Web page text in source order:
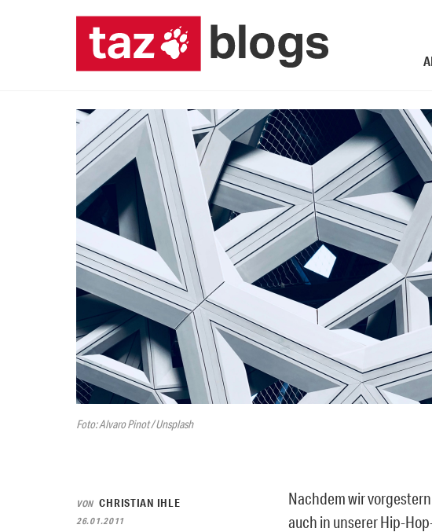
Foto: Alvaro Pinot / Unsplash
VON CHRISTIAN IHLE
26.01.2011
Nachdem wir
auch in unserer Hip-